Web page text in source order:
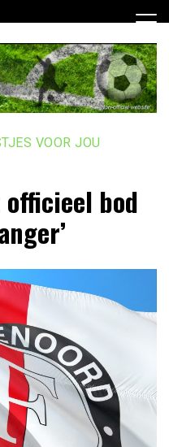
VOOR JOU
bod